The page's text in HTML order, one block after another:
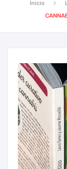
Inicio